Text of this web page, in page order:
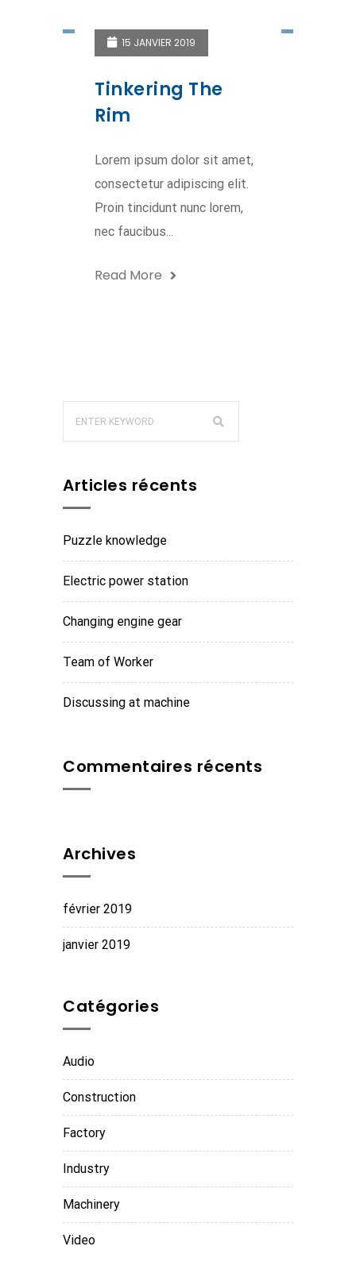
Articles récents
Puzzle knowledge
Electric power station
Changing engine gear
Team of Worker
Discussing at machine
Commentaires récents
Archives
février 2019
janvier 2019
Catégories
Audio
Construction
Factory
Industry
Machinery
Video
15 JANVIER 2019
Tinkering The
Rim
Lorem ipsum dolor sit amet,
consectetur adipiscing elit.
Proin tincidunt nunc lorem,
nec faucibus...
Read More